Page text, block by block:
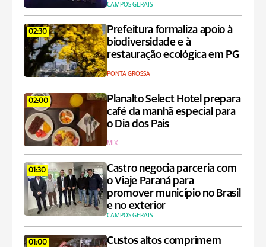
CAMPOS GERAIS
02:30
Prefeitura formaliza apoio à
biodiversidade e à
restauração ecológica em PG
PONTA GROSSA
02:00
Planalto Select Hotel prepara
café da manhã especial para
o Dia dos Pais
MIX
01:30
Castro negocia parceria com
o Viaje Paraná para
promover município no Brasil
e no exterior
CAMPOS GERAIS
01:00
Custos altos comprimem